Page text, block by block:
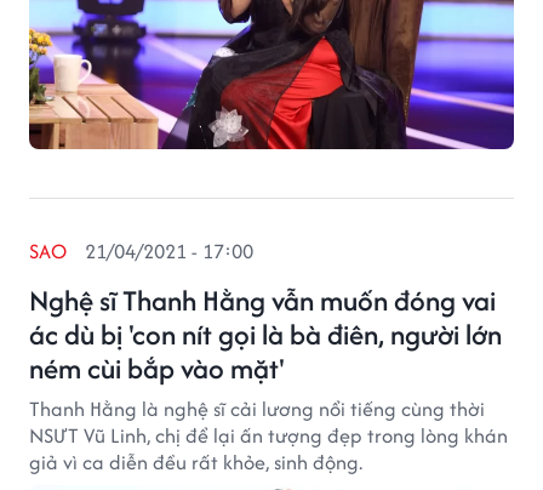
Nghệ sĩ Thanh Hằng vẫn muốn đóng vai
ác dù bị 'con nít gọi là bà điên, người lớn
ném cùi bắp vào mặt'
SAO 21/04/2021 - 17:00
Thanh Hằng là nghệ sĩ cải lương nổi tiếng cùng thời
NSƯT Vũ Linh, chị để lại ấn tượng đẹp trong lòng khán
giả vì ca diễn đều rất khỏe, sinh động.